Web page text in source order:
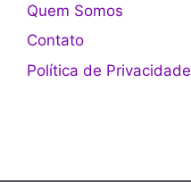
Quem Somos
Contato
Política de Privacidade